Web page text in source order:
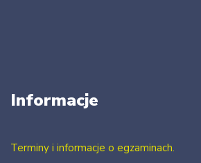
Informacje
Terminy i informacje o egzaminach.